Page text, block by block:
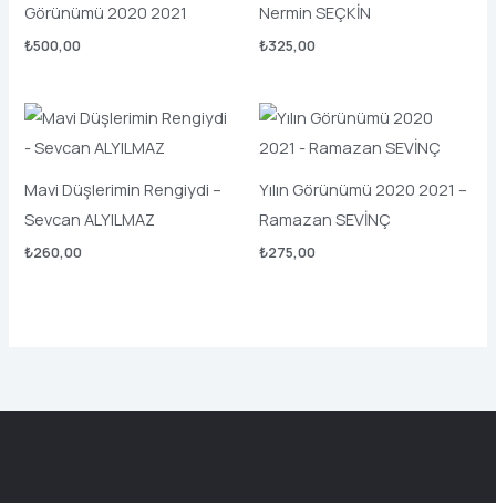
Görünümü 2020 2021
₺500,00
Nermin SEÇKİN
₺325,00
Mavi Düşlerimin Rengiydi –
Sevcan ALYILMAZ
₺260,00
Yılın Görünümü 2020 2021 –
Ramazan SEVİNÇ
₺275,00